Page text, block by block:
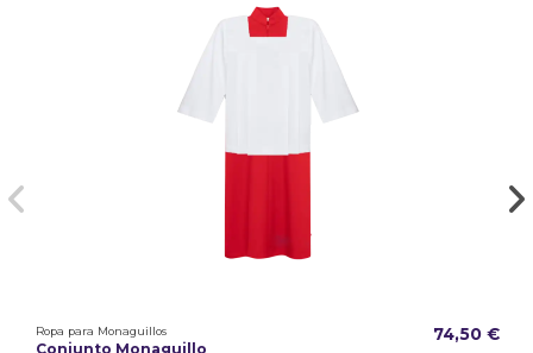
Ropa para Monaguillos
Conjunto Monaguillo
74,50 €